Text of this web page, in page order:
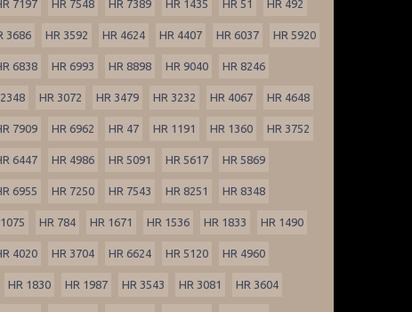
7197 HR 7548 HR 7389 HR 1435 HR 51 HR 492
3686 HR 3592 HR 4624 HR 4407 HR 6037 HR 5920
6838 HR 6993 HR 8898 HR 9040 HR 8246
HR 3072 HR 3479 HR 3232 HR 4067 HR 4648
7909 HR 6962 HR 47 HR 1191 HR 1360 HR 3752
6447 HR 4986 HR 5091 HR 5617 HR 5869
6955 HR 7250 HR 7543 HR 8251 HR 8348
HR 784 HR 1671 HR 1536 HR 1833 HR 1490
4020 HR 3704 HR 6624 HR 5120 HR 4960
HR 1830 HR 1987 HR 3543 HR 3081 HR 3604